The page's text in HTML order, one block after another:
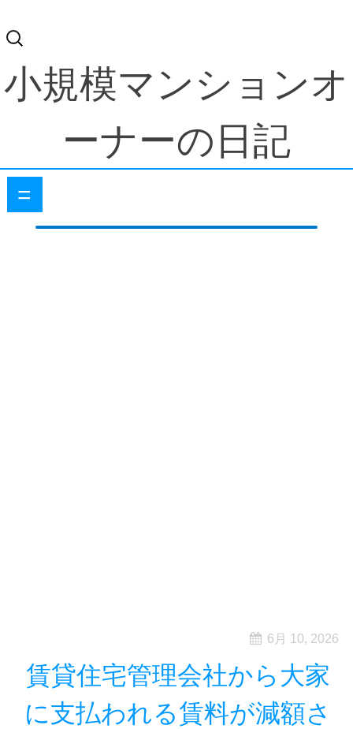
検
索:
小規模マンションオ
ーナーの日記
=
6月 10, 2026
賃貸住宅管理会社から大家
に支払われる賃料が減額さ